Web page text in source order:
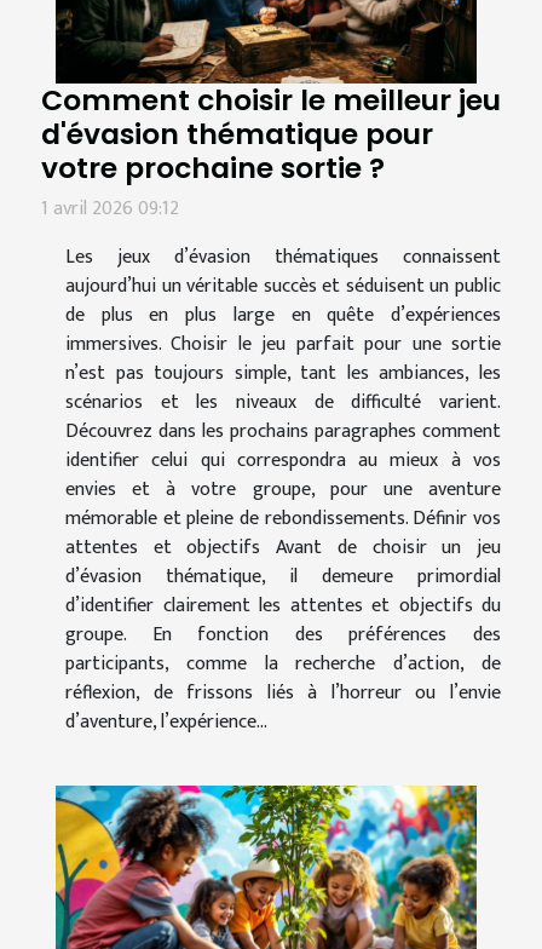
Comment choisir le meilleur jeu
d'évasion thématique pour
votre prochaine sortie ?
1 avril 2026 09:12
Les jeux d’évasion thématiques connaissent
aujourd’hui un véritable succès et séduisent un public
de plus en plus large en quête d’expériences
immersives. Choisir le jeu parfait pour une sortie
n’est pas toujours simple, tant les ambiances, les
scénarios et les niveaux de difficulté varient.
Découvrez dans les prochains paragraphes comment
identifier celui qui correspondra au mieux à vos
envies et à votre groupe, pour une aventure
mémorable et pleine de rebondissements. Définir vos
attentes et objectifs Avant de choisir un jeu
d’évasion thématique, il demeure primordial
d’identifier clairement les attentes et objectifs du
groupe. En fonction des préférences des
participants, comme la recherche d’action, de
réflexion, de frissons liés à l’horreur ou l’envie
d’aventure, l’expérience...